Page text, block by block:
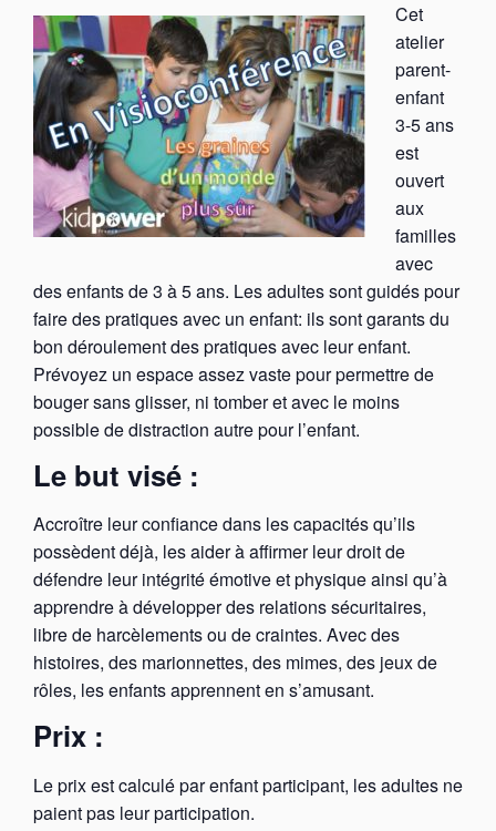
Cet
atelier
parent-
enfant
3-5 ans
est
ouvert
aux
familles
avec
des enfants de 3 à 5 ans. Les adultes sont guidés pour
faire des pratiques avec un enfant: ils sont garants du
bon déroulement des pratiques avec leur enfant.
Prévoyez un espace assez vaste pour permettre de
bouger sans glisser, ni tomber et avec le moins
possible de distraction autre pour l’enfant.
Le but visé :
Accroître leur confiance dans les capacités qu’ils
possèdent déjà, les aider à affirmer leur droit de
défendre leur intégrité émotive et physique ainsi qu’à
apprendre à développer des relations sécuritaires,
libre de harcèlements ou de craintes. Avec des
histoires, des marionnettes, des mimes, des jeux de
rôles, les enfants apprennent en s’amusant.
Prix :
Le prix est calculé par enfant participant, les adultes ne
paient pas leur participation.